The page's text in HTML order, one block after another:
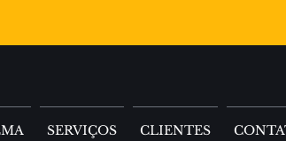
SERVIÇOS CLIENTES